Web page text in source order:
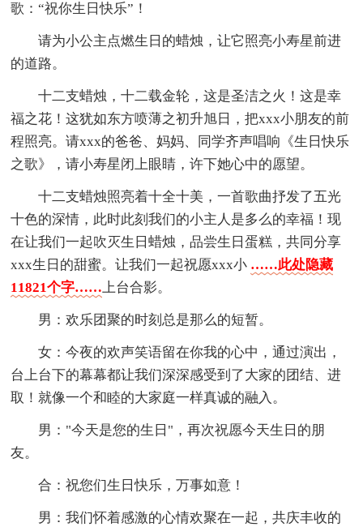
歌：“祝你生日快乐”！
请为小公主点燃生日的蜡烛，让它照亮小寿星前进
的道路。
十二支蜡烛，十二载金轮，这是圣洁之火！这是幸
福之花！这犹如东方喷薄之初升旭日，把xxx小朋友的前
程照亮。请xxx的爸爸、妈妈、同学齐声唱响《生日快乐
之歌》，请小寿星闭上眼睛，许下她心中的愿望。
十二支蜡烛照亮着十全十美，一首歌曲抒发了五光
十色的深情，此时此刻我们的小主人是多么的幸福！现
在让我们一起吹灭生日蜡烛，品尝生日蛋糕，共同分享
xxx生日的甜蜜。让我们一起祝愿xxx小 ……此处隐藏
11821个字……上台合影。
男：欢乐团聚的时刻总是那么的短暂。
女：今夜的欢声笑语留在你我的心中，通过演出，
台上台下的幕幕都让我们深深感受到了大家的团结、进
取！就像一个和睦的大家庭一样真诚的融入。
男："今天是您的生日"，再次祝愿今天生日的朋
友。
合：祝您们生日快乐，万事如意！
男：我们怀着感激的心情欢聚在一起，共庆丰收的